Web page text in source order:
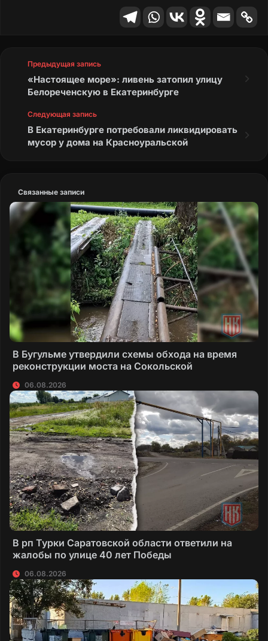
Предыдущая запись
«Настоящее море»: ливень затопил улицу
Белореченскую в Екатеринбурге
Следующая запись
В Екатеринбурге потребовали ликвидировать
мусор у дома на Красноуральской
Связанные записи
В Бугульме утвердили схемы обхода на время
реконструкции моста на Сокольской
06.08.2026
В рп Турки Саратовской области ответили на
жалобы по улице 40 лет Победы
06.08.2026